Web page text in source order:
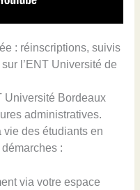
: réinscriptions, suivis
l’ENT Université de
Université Bordeaux
administratives.
des étudiants en
:
via votre espace